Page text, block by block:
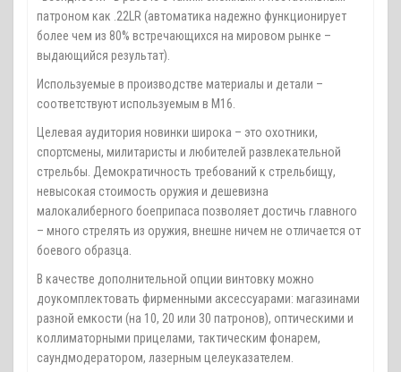
патроном как .22LR (автоматика надежно функционирует
более чем из 80% встречающихся на мировом рынке –
выдающийся результат).
Используемые в производстве материалы и детали –
соответствуют используемым в М16.
Целевая аудитория новинки широка – это охотники,
спортсмены, милитаристы и любителей развлекательной
стрельбы. Демократичность требований к стрельбищу,
невысокая стоимость оружия и дешевизна
малокалиберного боеприпаса позволяет достичь главного
– много стрелять из оружия, внешне ничем не отличается от
боевого образца.
В качестве дополнительной опции винтовку можно
доукомплектовать фирменными аксессуарами: магазинами
разной емкости (на 10, 20 или 30 патронов), оптическими и
коллиматорными прицелами, тактическим фонарем,
саундмодератором, лазерным целеуказателем.